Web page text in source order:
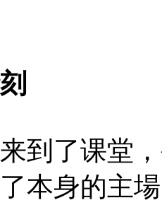
到了课堂
本身的主